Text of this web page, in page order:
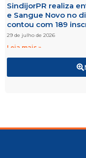
SindijorPR realiza
e Sangue Novo no
contou com 189
29 de julho de 2026
Leia mais »